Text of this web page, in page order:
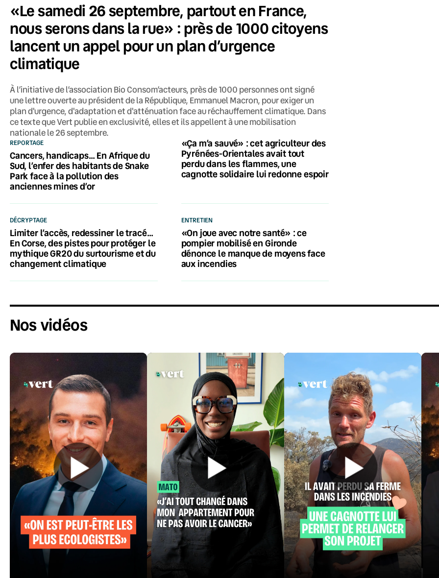
«Le samedi 26 septembre, partout en France,
nous serons dans la rue» : près de 1000 citoyens
lancent un appel pour un plan d’urgence
climatique
À l’initiative de l’association Bio Consom’acteurs, près de 1000 personnes ont signé
une lettre ouverte au président de la République, Emmanuel Macron, pour exiger un
plan d'urgence, d'adaptation et d'atténuation face au réchauffement climatique. Dans
ce texte que Vert publie en exclusivité, elles et ils appellent à une mobilisation
nationale le 26 septembre.
REPORTAGE
Cancers, handicaps… En Afrique du
Sud, l’enfer des habitants de Snake
Park face à la pollution des
anciennes mines d’or
«Ça m’a sauvé» : cet agriculteur des
Pyrénées-Orientales avait tout
perdu dans les flammes, une
cagnotte solidaire lui redonne espoir
DÉCRYPTAGE
Limiter l’accès, redessiner le tracé…
En Corse, des pistes pour protéger le
mythique GR20 du surtourisme et du
changement climatique
ENTRETIEN
«On joue avec notre santé» : ce
pompier mobilisé en Gironde
dénonce le manque de moyens face
aux incendies
Nos vidéos